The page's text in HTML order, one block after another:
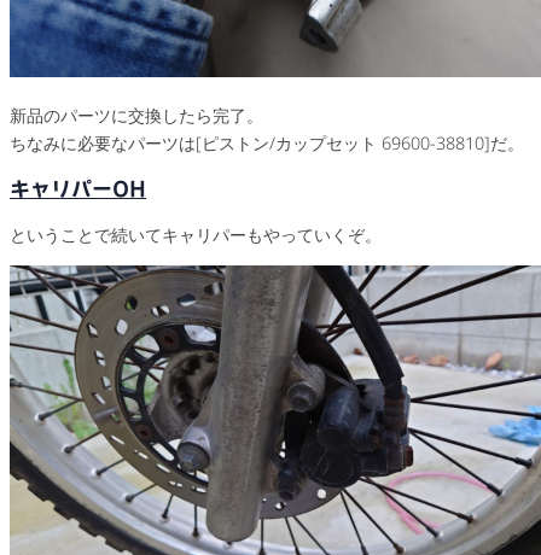
新品のパーツに交換したら完了。
ちなみに必要なパーツは[ピストン/カップセット 69600-38810]だ。
キャリパーOH
ということで続いてキャリパーもやっていくぞ。